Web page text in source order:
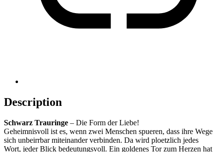
Description
Schwarz Trauringe – Die Form der Liebe!
Geheimnisvoll ist es, wenn zwei Menschen spueren, dass ihre Wege
sich unbeirrbar miteinander verbinden. Da wird ploetzlich jedes
Wort, jeder Blick bedeutungsvoll. Ein goldenes Tor zum Herzen hat